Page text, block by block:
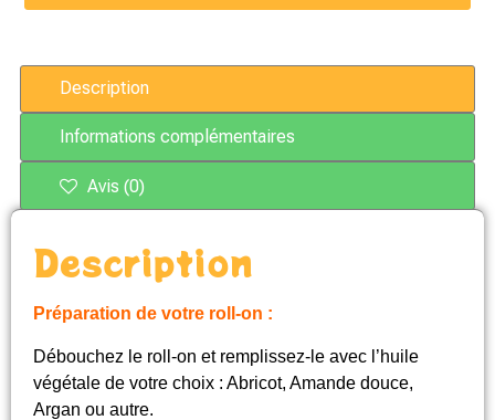
Description
Informations complémentaires
Avis (0)
Description
Préparation de votre roll-on :
Débouchez le roll-on et remplissez-le avec l’huile
végétale de votre choix : Abricot, Amande douce,
Argan ou autre.